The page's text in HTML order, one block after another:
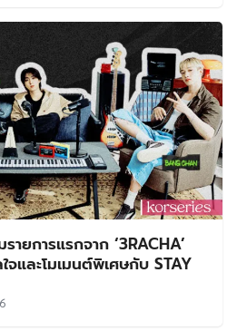
ายการแรกจาก ‘3RACHA’
และโมเมนต์พิเศษกับ STAY